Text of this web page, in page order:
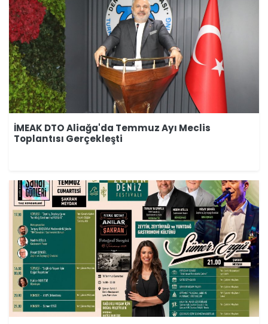
İMEAK DTO Aliağa'da Temmuz Ayı Meclis
Toplantısı Gerçekleşti